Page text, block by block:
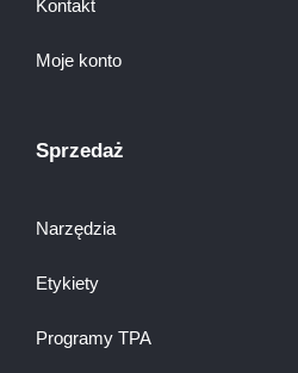
Kontakt
Moje konto
Sprzedaż
Narzędzia
Etykiety
Programy TPA